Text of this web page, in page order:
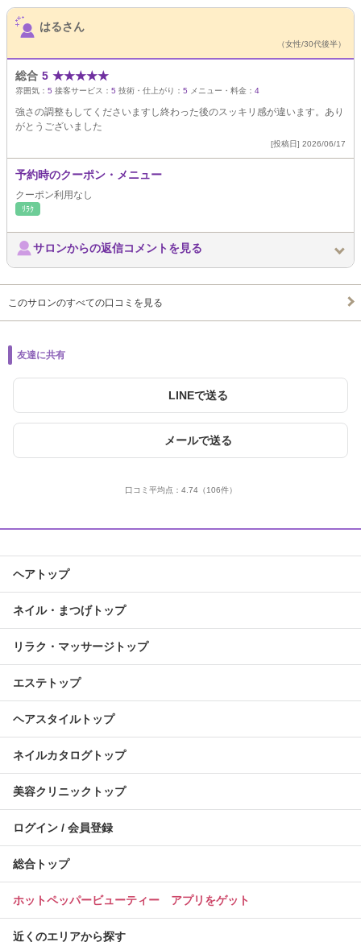
サロンPick Up
はるさん
（女性/30代後半）
総合 5 ★★★★★
雰囲気： 5 接客サービス： 5 技術・仕上がり： 5 メニュー・料金： 4
強さの調整もしてくださいますし終わった後のスッキリ感が違います。あり
がとうございました
[投稿日] 2026/06/17
予約時のクーポン・メニュー
クーポン利用なし
ﾘﾗｸ
サロンからの返信コメントを見る
このサロンのすべての口コミを見る
友達に共有
LINEで送る
メールで送る
口コミ平均点： 4.74（106件）
ヘアトップ
ネイル・まつげトップ
リラク・マッサージトップ
エステトップ
ヘアスタイルトップ
ネイルカタログトップ
美容クリニックトップ
ログイン / 会員登録
総合トップ
ホットペッパービューティー アプリをゲット
近くのエリアから探す